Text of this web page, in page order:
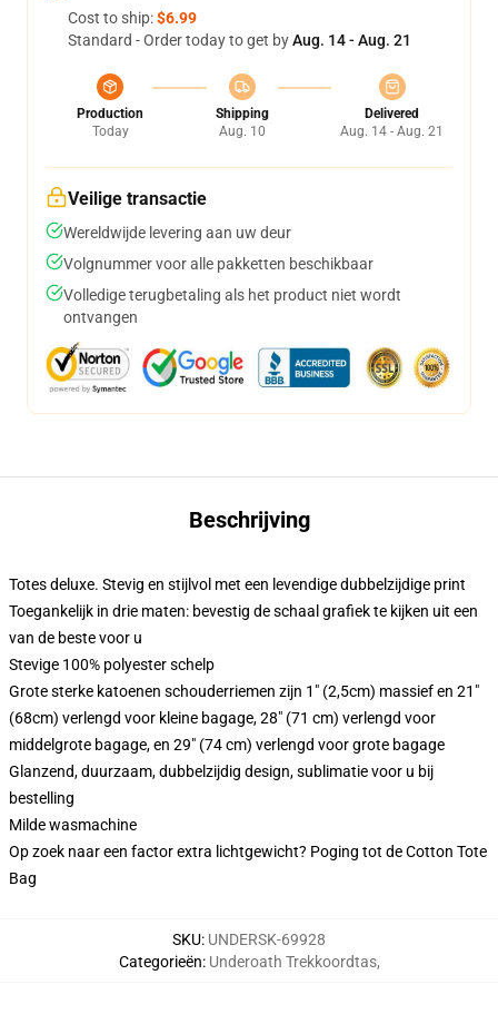
Cost to ship:$6.99
Standard - Order today to get byAug. 14 - Aug. 21
Production
Today
Shipping
Aug. 10
Delivered
Aug. 14 - Aug. 21
Veilige transactie
Wereldwijde levering aan uw deur
Volgnummer voor alle pakketten beschikbaar
Volledige terugbetaling als het product niet wordt
ontvangen
Beschrijving
Totes deluxe. Stevig en stijlvol met een levendige dubbelzijdige print
Toegankelijk in drie maten: bevestig de schaal grafiek te kijken uit een
van de beste voor u
Stevige 100% polyester schelp
Grote sterke katoenen schouderriemen zijn 1" (2,5cm) massief en 21"
(68cm) verlengd voor kleine bagage, 28" (71 cm) verlengd voor
middelgrote bagage, en 29" (74 cm) verlengd voor grote bagage
Glanzend, duurzaam, dubbelzijdig design, sublimatie voor u bij
bestelling
Milde wasmachine
Op zoek naar een factor extra lichtgewicht? Poging tot de Cotton Tote
Bag
SKU: UNDERSK-69928
Categorieën: Underoath Trekkoordtas,